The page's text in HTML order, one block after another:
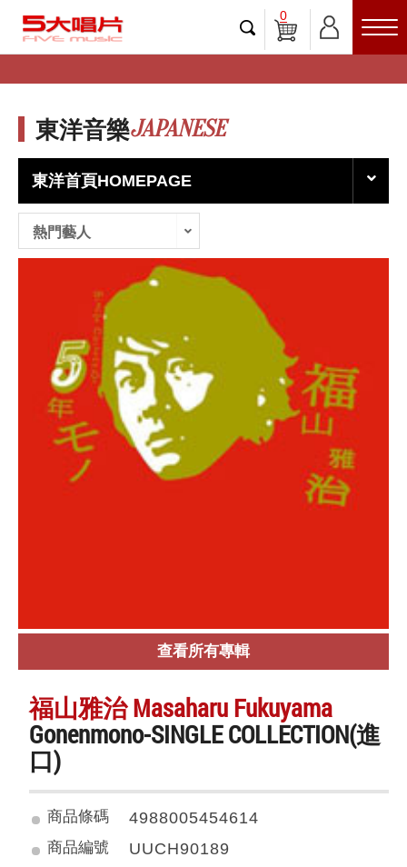
0
東洋音樂JAPANESE
東洋首頁HOMEPAGE
熱門藝人
查看所有專輯
福山雅治 Masaharu Fukuyama
Gonenmono-SINGLE COLLECTION(進
口)
商品條碼 4988005454614
商品編號 UUCH90189